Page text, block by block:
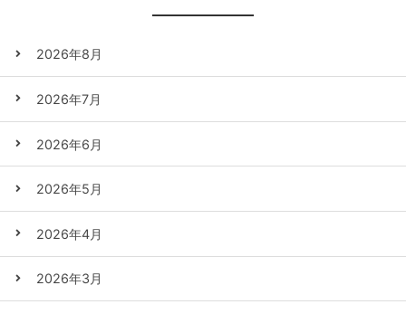
2026年8月
2026年7月
2026年6月
2026年5月
2026年4月
2026年3月